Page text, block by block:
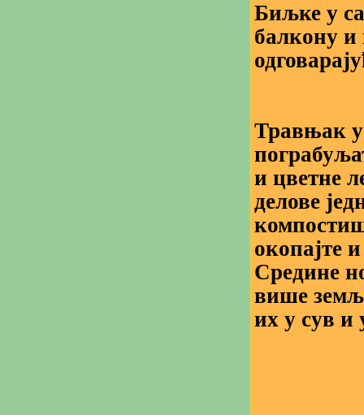
Биљке у
балкону и
Травњак у
и цветне
делове
окопајте
Средине
више
их у сув и